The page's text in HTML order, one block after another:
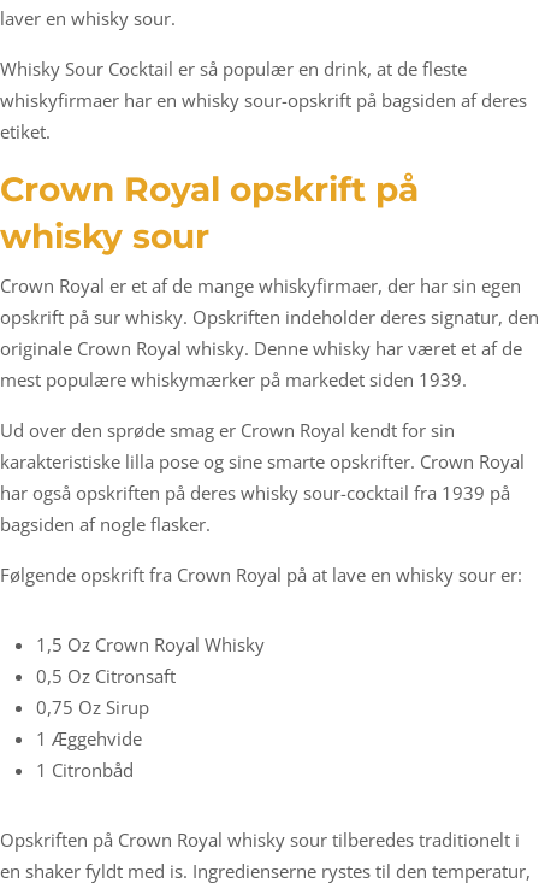
laver en whisky sour.
Whisky Sour Cocktail er så populær en drink, at de fleste
whiskyfirmaer har en whisky sour-opskrift på bagsiden af deres
etiket.
Crown Royal opskrift på
whisky sour
Crown Royal er et af de mange whiskyfirmaer, der har sin egen
opskrift på sur whisky. Opskriften indeholder deres signatur, den
originale Crown Royal whisky. Denne whisky har været et af de
mest populære whiskymærker på markedet siden 1939.
Ud over den sprøde smag er Crown Royal kendt for sin
karakteristiske lilla pose og sine smarte opskrifter. Crown Royal
har også opskriften på deres whisky sour-cocktail fra 1939 på
bagsiden af nogle flasker.
Følgende opskrift fra Crown Royal på at lave en whisky sour er:
1,5 Oz Crown Royal Whisky
0,5 Oz Citronsaft
0,75 Oz Sirup
1 Æggehvide
1 Citronbåd
Opskriften på Crown Royal whisky sour tilberedes traditionelt i
en shaker fyldt med is. Ingredienserne rystes til den temperatur,